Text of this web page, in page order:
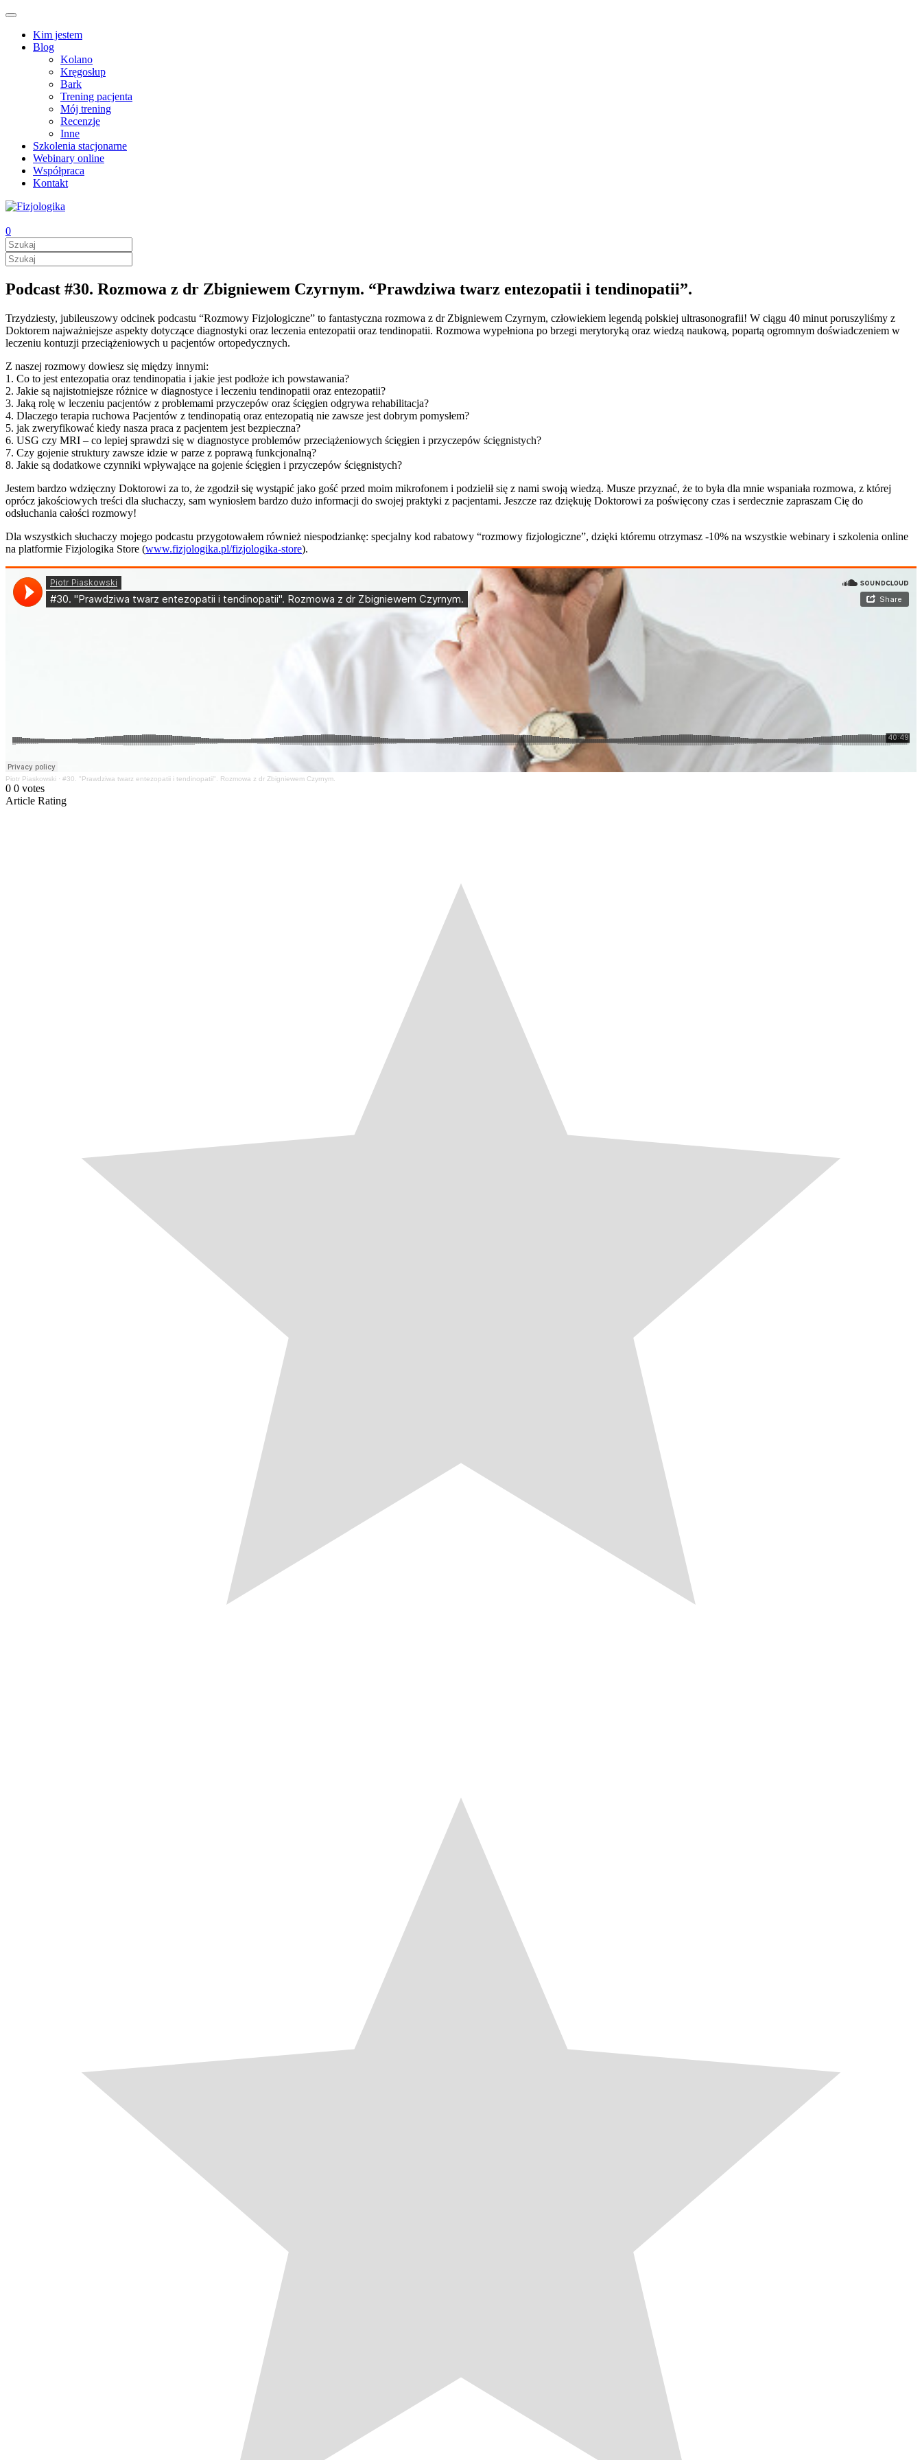
Kim jestem
Blog
Kolano
Kręgosłup
Bark
Trening pacjenta
Mój trening
Recenzje
Inne
Szkolenia stacjonarne
Webinary online
Współpraca
Kontakt
0
Podcast #30. Rozmowa z dr Zbigniewem Czyrnym. “Prawdziwa twarz entezopatii i tendinopatii”.
Trzydziesty, jubileuszowy odcinek podcastu “Rozmowy Fizjologiczne” to fantastyczna rozmowa z dr Zbigniewem Czyrnym, człowiekiem legendą polskiej ultrasonografii! W ciągu 40 minut poruszyliśmy z
Doktorem najważniejsze aspekty dotyczące diagnostyki oraz leczenia entezopatii oraz tendinopatii. Rozmowa wypełniona po brzegi merytoryką oraz wiedzą naukową, popartą ogromnym doświadczeniem w
leczeniu kontuzji przeciążeniowych u pacjentów ortopedycznych.
Z naszej rozmowy dowiesz się między innymi:
1. Co to jest entezopatia oraz tendinopatia i jakie jest podłoże ich powstawania?
2. Jakie są najistotniejsze różnice w diagnostyce i leczeniu tendinopatii oraz entezopatii?
3. Jaką rolę w leczeniu pacjentów z problemami przyczepów oraz ścięgien odgrywa rehabilitacja?
4. Dlaczego terapia ruchowa Pacjentów z tendinopatią oraz entezopatią nie zawsze jest dobrym pomysłem?
5. jak zweryfikować kiedy nasza praca z pacjentem jest bezpieczna?
6. USG czy MRI – co lepiej sprawdzi się w diagnostyce problemów przeciążeniowych ścięgien i przyczepów ścięgnistych?
7. Czy gojenie struktury zawsze idzie w parze z poprawą funkcjonalną?
8. Jakie są dodatkowe czynniki wpływające na gojenie ścięgien i przyczepów ścięgnistych?
Jestem bardzo wdzięczny Doktorowi za to, że zgodził się wystąpić jako gość przed moim mikrofonem i podzielił się z nami swoją wiedzą. Musze przyznać, że to była dla mnie wspaniała rozmowa, z której
oprócz jakościowych treści dla słuchaczy, sam wyniosłem bardzo dużo informacji do swojej praktyki z pacjentami. Jeszcze raz dziękuję Doktorowi za poświęcony czas i serdecznie zapraszam Cię do
odsłuchania całości rozmowy!
Dla wszystkich słuchaczy mojego podcastu przygotowałem również niespodziankę: specjalny kod rabatowy “rozmowy fizjologiczne”, dzięki któremu otrzymasz -10% na wszystkie webinary i szkolenia online
na platformie Fizjologika Store (www.fizjologika.pl/fizjologika-store).
Piotr Piaskowski · #30. "Prawdziwa twarz entezopatii i tendinopatii". Rozmowa z dr Zbigniewem Czyrnym.
0 0 votes
Article Rating